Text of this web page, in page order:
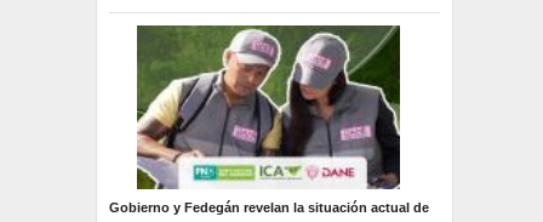
Gobierno y Fedegán revelan la situación actual de